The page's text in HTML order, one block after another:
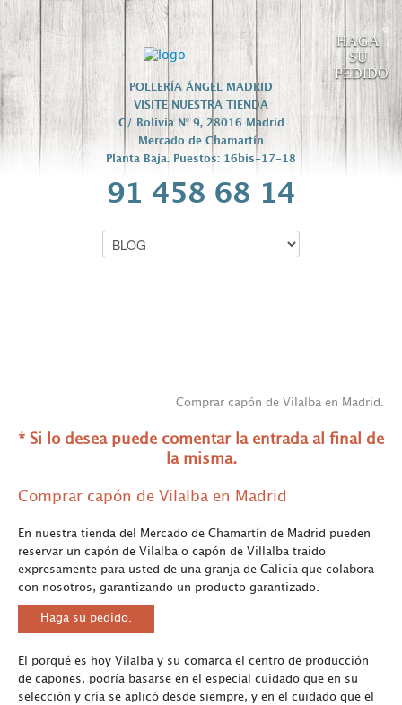
POLLERÍA ÁNGEL MADRID
VISITE NUESTRA TIENDA
C/ Bolivia Nº 9, 28016 Madrid
Mercado de Chamartín
Planta Baja. Puestos: 16bis-17-18
91 458 68 14
HAGA
SU
PEDIDO
Comprar capón de Vilalba en Madrid.
* Si lo desea puede comentar la entrada al final de
la misma.
Comprar capón de Vilalba en Madrid
En nuestra tienda del Mercado de Chamartín de Madrid pueden
reservar un capón de Vilalba o capón de Villalba traido
expresamente para usted de una granja de Galicia que colabora
con nosotros, garantizando un producto garantizado.
Haga su pedido.
El porqué es hoy Vilalba y su comarca el centro de producción
de capones, podría basarse en el especial cuidado que en su
selección y cría se aplicó desde siempre, y en el cuidado que el